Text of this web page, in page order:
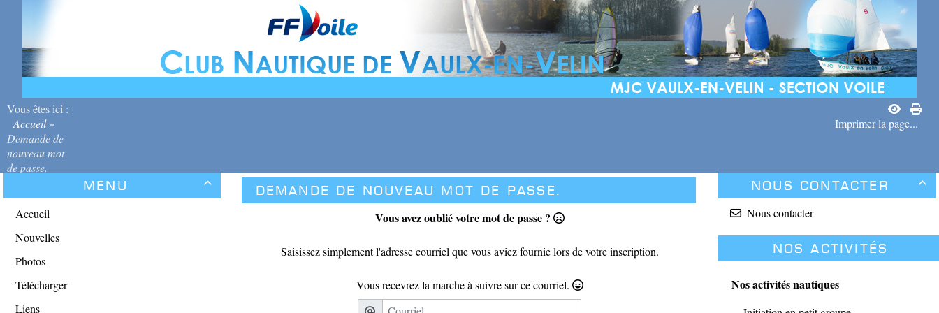
Vous êtes ici :
Accueil»
Demande de
nouveau mot
de passe.
Imprimer la page...

Menu
Accueil
Nouvelles
Photos
Télécharger
Liens
Demande de nouveau mot de passe.
Vous avez oublié votre mot de passe ?
Saisissez simplement l'adresse courriel que vous aviez fournie lors de votre inscription.
Vous recevrez la marche à suivre sur ce courriel.

Nous contacter
Nous contacter
Nos activités
Nos activités nautiques